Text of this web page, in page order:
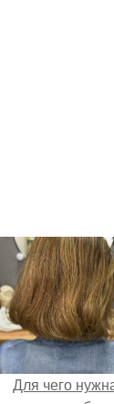
Для чего